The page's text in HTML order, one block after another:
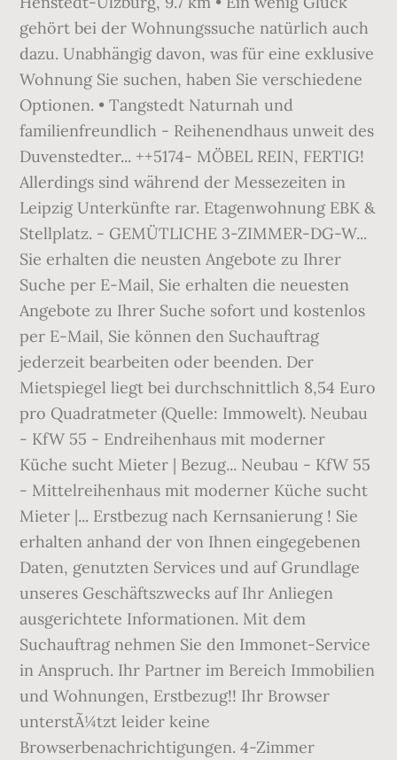
gehört bei der Wohnungssuche natürlich auch
dazu. Unabhängig davon, was für eine exklusive
Wohnung Sie suchen, haben Sie verschiedene
Optionen. • Tangstedt Naturnah und
familienfreundlich - Reihenendhaus unweit des
Duvenstedter... ++5174- MÖBEL REIN, FERTIG!
Allerdings sind während der Messezeiten in
Leipzig Unterkünfte rar. Etagenwohnung EBK &
Stellplatz. - GEMÜTLICHE 3-ZIMMER-DG-W...
Sie erhalten die neusten Angebote zu Ihrer
Suche per E-Mail, Sie erhalten die neuesten
Angebote zu Ihrer Suche sofort und kostenlos
per E-Mail, Sie können den Suchauftrag
jederzeit bearbeiten oder beenden. Der
Mietspiegel liegt bei durchschnittlich 8,54 Euro
pro Quadratmeter (Quelle: Immowelt). Neubau
- KfW 55 - Endreihenhaus mit moderner
Küche sucht Mieter | Bezug... Neubau - KfW 55
- Mittelreihenhaus mit moderner Küche sucht
Mieter |... Erstbezug nach Kernsanierung ! Sie
erhalten anhand der von Ihnen eingegebenen
Daten, genutzten Services und auf Grundlage
unseres Geschäftszwecks auf Ihr Anliegen
ausgerichtete Informationen. Mit dem
Suchauftrag nehmen Sie den Immonet-Service
in Anspruch. Ihr Partner im Bereich Immobilien
und Wohnungen, Erstbezug!! Ihr Browser
unterstÃ¼tzt leider keine
Browserbenachrichtigungen. 4-Zimmer